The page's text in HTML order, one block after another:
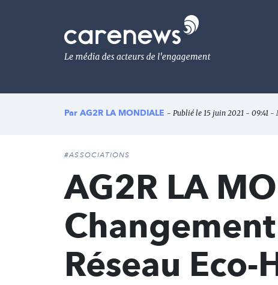
Le
média
de
l'engagement
Par AG2R LA MONDIALE - Publié le 15 juin 2021 - 09:41
#ASSOCIATIONS
AG2R LA
Réseau